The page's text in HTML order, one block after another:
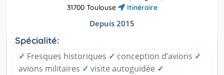
31700 Toulouse
Itinéraire
Depuis 2015
Spécialité:
✓ Fresques historiques ✓ conception d’avions ✓
avions militaires ✓ visite autoguidée ✓